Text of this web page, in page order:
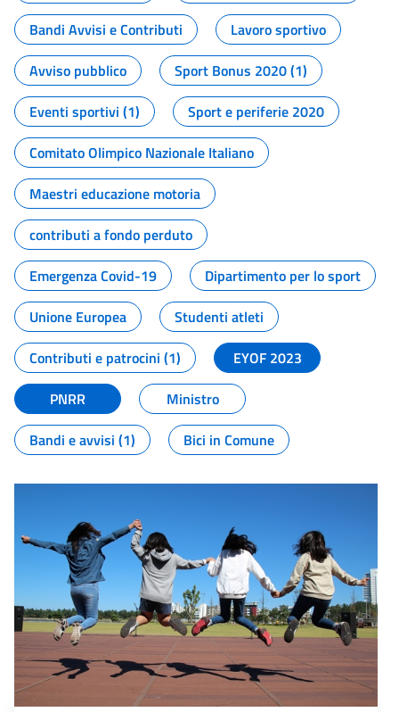
Bandi Avvisi e Contributi
Lavoro sportivo
Avviso pubblico
Sport Bonus 2020 (1)
Eventi sportivi (1)
Sport e periferie 2020
Comitato Olimpico Nazionale Italiano
Maestri educazione motoria
contributi a fondo perduto
Emergenza Covid-19
Dipartimento per lo sport
Unione Europea
Studenti atleti
Contributi e patrocini (1)
EYOF 2023
PNRR
Ministro
Bandi e avvisi (1)
Bici in Comune